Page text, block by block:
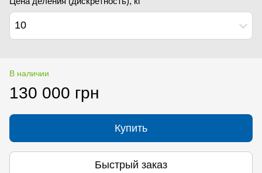
10
В наличии
130 000 грн
Купить
Быстрый заказ